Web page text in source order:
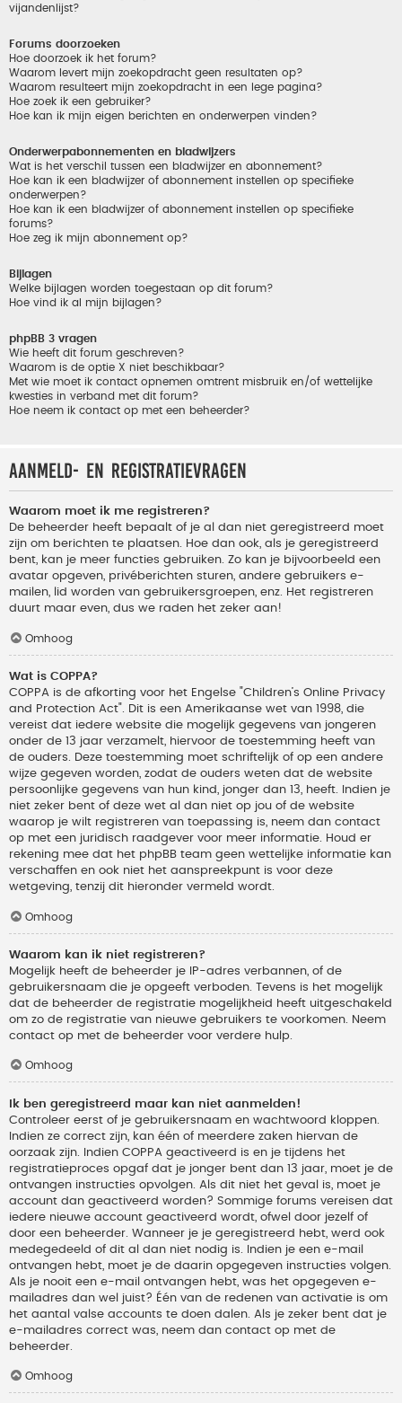
vijandenlijst?
Forums doorzoeken
Hoe doorzoek ik het forum?
Waarom levert mijn zoekopdracht geen resultaten op?
Waarom resulteert mijn zoekopdracht in een lege pagina?
Hoe zoek ik een gebruiker?
Hoe kan ik mijn eigen berichten en onderwerpen vinden?
Onderwerpabonnementen en bladwijzers
Wat is het verschil tussen een bladwijzer en abonnement?
Hoe kan ik een bladwijzer of abonnement instellen op specifieke
onderwerpen?
Hoe kan ik een bladwijzer of abonnement instellen op specifieke
forums?
Hoe zeg ik mijn abonnement op?
Bijlagen
Welke bijlagen worden toegestaan op dit forum?
Hoe vind ik al mijn bijlagen?
phpBB 3 vragen
Wie heeft dit forum geschreven?
Waarom is de optie X niet beschikbaar?
Met wie moet ik contact opnemen omtrent misbruik en/of wettelijke
kwesties in verband met dit forum?
Hoe neem ik contact op met een beheerder?
Aanmeld- en registratievragen
Waarom moet ik me registreren?
De beheerder heeft bepaalt of je al dan niet geregistreerd moet
zijn om berichten te plaatsen. Hoe dan ook, als je geregistreerd
bent, kan je meer functies gebruiken. Zo kan je bijvoorbeeld een
avatar opgeven, privéberichten sturen, andere gebruikers e-
mailen, lid worden van gebruikersgroepen, enz. Het registreren
duurt maar even, dus we raden het zeker aan!
Omhoog
Wat is COPPA?
COPPA is de afkorting voor het Engelse "Children’s Online Privacy
and Protection Act". Dit is een Amerikaanse wet van 1998, die
vereist dat iedere website die mogelijk gegevens van jongeren
onder de 13 jaar verzamelt, hiervoor de toestemming heeft van
de ouders. Deze toestemming moet schriftelijk of op een andere
wijze gegeven worden, zodat de ouders weten dat de website
persoonlijke gegevens van hun kind, jonger dan 13, heeft. Indien je
niet zeker bent of deze wet al dan niet op jou of de website
waarop je wilt registreren van toepassing is, neem dan contact
op met een juridisch raadgever voor meer informatie. Houd er
rekening mee dat het phpBB team geen wettelijke informatie kan
verschaffen en ook niet het aanspreekpunt is voor deze
wetgeving, tenzij dit hieronder vermeld wordt.
Omhoog
Waarom kan ik niet registreren?
Mogelijk heeft de beheerder je IP-adres verbannen, of de
gebruikersnaam die je opgeeft verboden. Tevens is het mogelijk
dat de beheerder de registratie mogelijkheid heeft uitgeschakeld
om zo de registratie van nieuwe gebruikers te voorkomen. Neem
contact op met de beheerder voor verdere hulp.
Omhoog
Ik ben geregistreerd maar kan niet aanmelden!
Controleer eerst of je gebruikersnaam en wachtwoord kloppen.
Indien ze correct zijn, kan één of meerdere zaken hiervan de
oorzaak zijn. Indien COPPA geactiveerd is en je tijdens het
registratieproces opgaf dat je jonger bent dan 13 jaar, moet je de
ontvangen instructies opvolgen. Als dit niet het geval is, moet je
account dan geactiveerd worden? Sommige forums vereisen dat
iedere nieuwe account geactiveerd wordt, ofwel door jezelf of
door een beheerder. Wanneer je je geregistreerd hebt, werd ook
medegedeeld of dit al dan niet nodig is. Indien je een e-mail
ontvangen hebt, moet je de daarin opgegeven instructies volgen.
Als je nooit een e-mail ontvangen hebt, was het opgegeven e-
mailadres dan wel juist? Één van de redenen van activatie is om
het aantal valse accounts te doen dalen. Als je zeker bent dat je
e-mailadres correct was, neem dan contact op met de
beheerder.
Omhoog